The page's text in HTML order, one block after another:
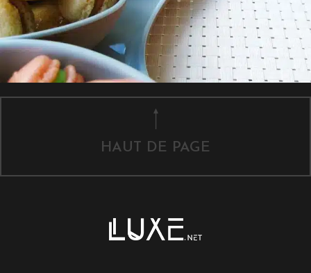
HAUT DE PAGE